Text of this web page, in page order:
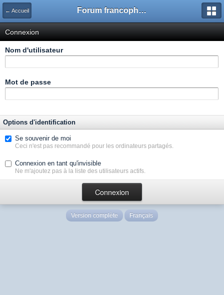
← Accueil Forum francophone de Kimagure Orange Road
Connexion
Nom d'utilisateur
Mot de passe
Options d'identification
Se souvenir de moi
Ceci n'est pas recommandé pour les ordinateurs partagés.
Connexion en tant qu'invisible
Ne m'ajoutez pas à la liste des utilisateurs actifs.
Version complète Français